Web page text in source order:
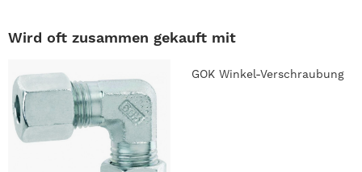
Wird oft zusammen gekauft mit
GOK Winkel-Verschraubung